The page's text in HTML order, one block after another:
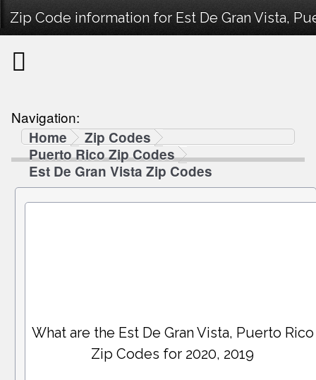
Zip Code information for Est De Gran Vista,
Navigation:
Home
Zip Codes
Puerto Rico Zip Codes
Est De Gran Vista Zip Codes
What are the Est De Gran Vista, Puerto Rico
Zip Codes for 2020, 2019